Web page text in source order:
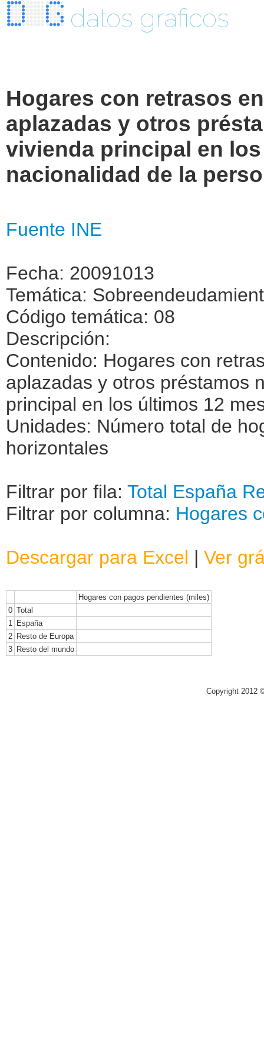
datos graficos
Hogares con retrasos
aplazadas y otros
vivienda principal en
nacionalidad de la
Fuente INE
Fecha: 20091013
Temática:
Código temática: 08
Descripción:
Contenido: Hogares con
aplazadas y otros préstamos
principal en los últimos 12
Unidades: Número total de
horizontales
Filtrar por fila: Total España
Filtrar por columna: Hogares
Descargar para Excel | Ver
Hogares con pagos pendientes (miles)
0 Total
1
España
2 Resto de Europa
3 Resto del mundo
Copyright 2012